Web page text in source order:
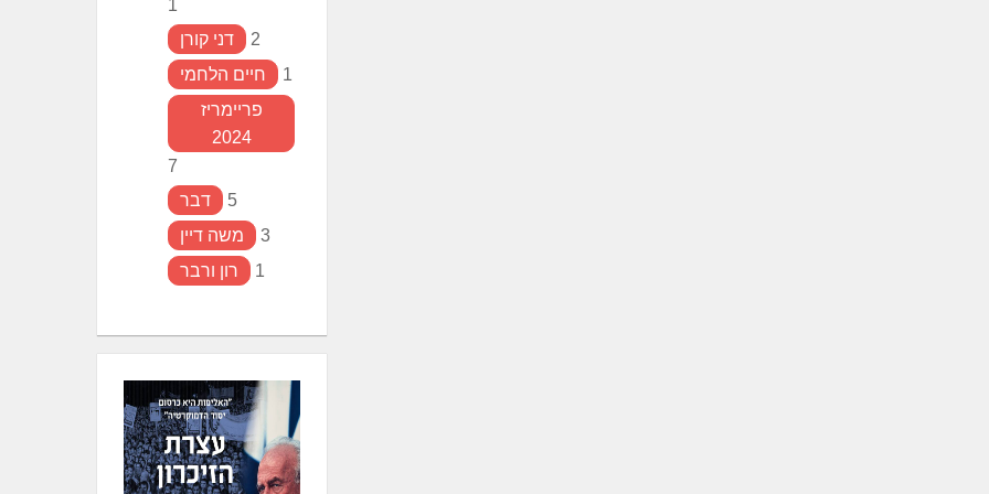
1
דני קורן
2
חיים הלחמי
1
פריימריז
2024
7
דבר
5
משה דיין
3
רון ורבר
1